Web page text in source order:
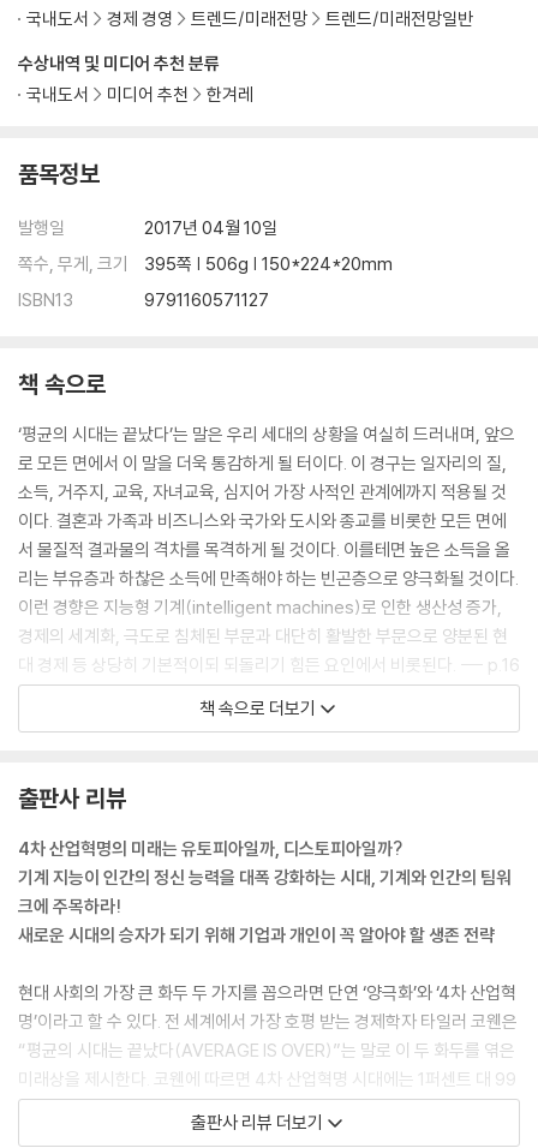
수상내역 및 미디어 추천 분류
국내도서
미디어 추천 한겨레
국내도서
경제 경영 트렌드/미래전망 트렌드/미래전망일반
품목정보
발행일
2017년 04월 10일
쪽수, 무게, 크기
395쪽 | 506g | 150*224*20mm
ISBN13
9791160571127
책 속으로
‘평균의 시대는 끝났다’는 말은 우리 세대의 상황을 여실히 드러내며, 앞으
로 모든 면에서 이 말을 더욱 통감하게 될 터이다. 이 경구는 일자리의 질,
소득, 거주지, 교육, 자녀교육, 심지어 가장 사적인 관계에까지 적용될 것
이다. 결혼과 가족과 비즈니스와 국가와 도시와 종교를 비롯한 모든 면에
서 물질적 결과물의 격차를 목격하게 될 것이다. 이를테면 높은 소득을 올
리는 부유층과 하찮은 소득에 만족해야 하는 빈곤층으로 양극화될 것이다.
이런 경향은 지능형 기계(intelligent machines)로 인한 생산성 증가,
경제의 세계화, 극도로 침체된 부문과 대단히 활발한 부문으로 양분된 현
대 경제 등 상당히 기본적이되 되돌리기 힘든 요인에서 비롯된다. --- p.16
블로거이자 경제 부문 작가인 내게 독자들이 가장 많이 하는 질문은 단연
문의 기원은 19세기의 데이비드 리카도(David Ricardo)와 찰스 배비지
(Charles Babbage)로 거슬러 올라간다. 당시 대표적인 경제학자였던
리카도는 기계 문제에 대해 기술했고, 현대 컴퓨터의 아버지였던 수학자
배비지 역시 급진적인 기계화가 바꾸어놓을 노동의 구조에 대해 쓴 바 있
다. 이런 질문이 현 문화의 중심부에서 다시 대두되고 있는 이유는 우리가
이런 전망은 기계가 모든 사람을 대체할 것이라는 극단적인 주장과 상당히
다르다. 현 경제의 거의 모든 분야에서 인공지능 및 관련 개념은 아직 미숙
한 수준이며 사람이 완전히 필요 없는 단계까지 오르려면 갈 길이 멀다. 게
다가 인간의 뇌와 흡사한 기계를 만드는 수준까지 발전한 분야는 거의 없
다. 기계는 여전히 인간을 보완하는 역할을 하고 있다. --- p.79
책 속으로 더보기
출판사 리뷰
4차 산업혁명의 미래는 유토피아일까, 디스토피아일까?
기계 지능이 인간의 정신 능력을 대폭 강화하는 시대, 기계와 인간의 팀워
크에 주목하라!
새로운 시대의 승자가 되기 위해 기업과 개인이 꼭 알아야 할 생존 전략
현대 사회의 가장 큰 화두 두 가지를 꼽으라면 단연 ‘양극화’와 ‘4차 산업혁
명’이라고 할 수 있다. 전 세계에서 가장 호평 받는 경제학자 타일러 코웬은
“평균의 시대는 끝났다(AVERAGE IS OVER)”는 말로 이 두 화두를 엮은
미래상을 제시한다. 코웬에 따르면 4차 산업혁명 시대에는 1퍼센트 대 99
퍼센트로 나뉘는 극단적 양극화가 아니라, ‘평균’으로 대변되는 중간층이
사라진 양극화가 진행된다. 기계 지능이 대체할 수 있는 평범한 능력자들
출판사 리뷰 더보기